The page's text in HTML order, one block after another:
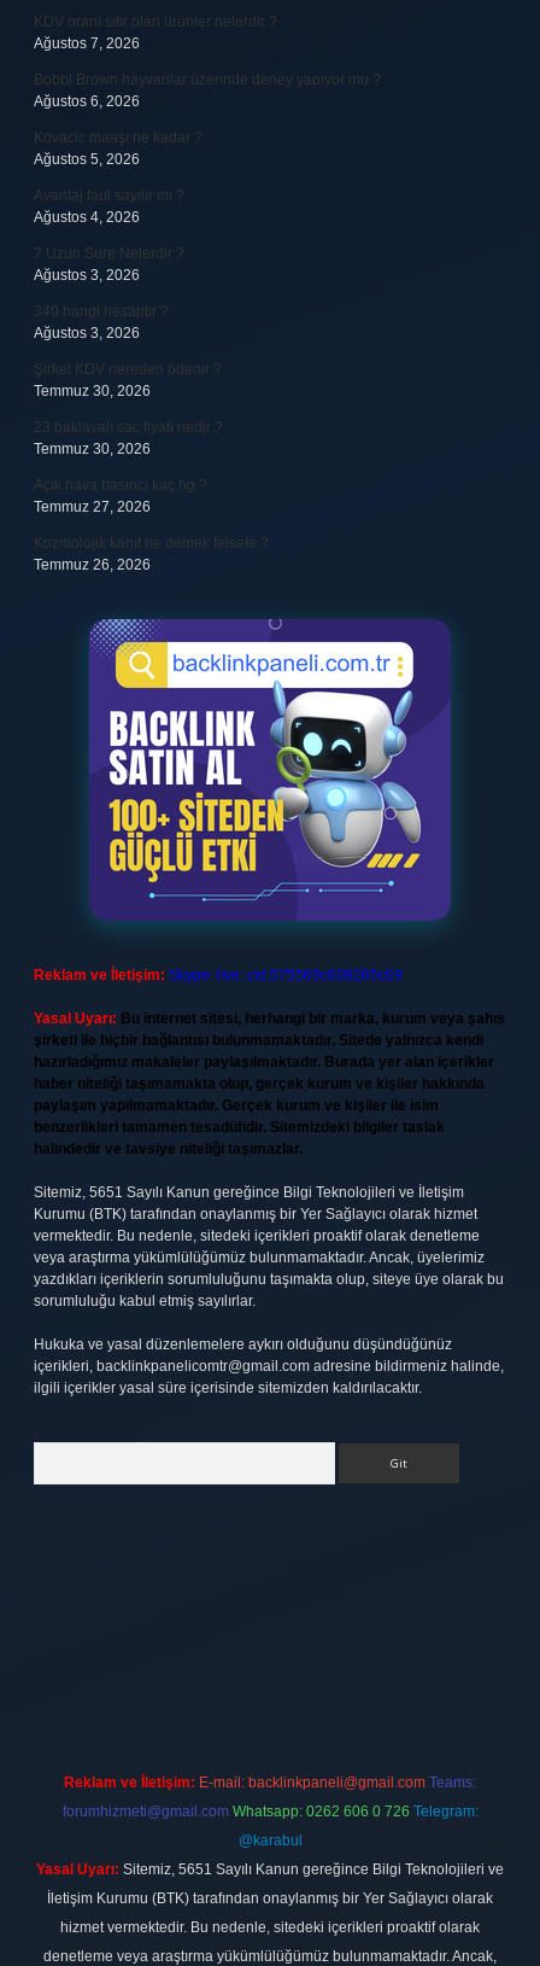
KDV oranı sıfır olan ürünler nelerdir ?
Ağustos 7, 2026
Bobbi Brown hayvanlar üzerinde deney yapıyor mu ?
Ağustos 6, 2026
Kovacic maaşı ne kadar ?
Ağustos 5, 2026
Avantaj faul sayılır mı ?
Ağustos 4, 2026
7 Uzun Sure Nelerdir ?
Ağustos 3, 2026
340 hangi hesaptır ?
Ağustos 3, 2026
Şirket KDV nereden ödenir ?
Temmuz 30, 2026
23 baklavalı sac fiyatı nedir ?
Temmuz 30, 2026
Açık hava basıncı kaç hg ?
Temmuz 27, 2026
Kozmolojik kanıt ne demek felsefe ?
Temmuz 26, 2026
Reklam ve İletişim: Skype: live:.cid.575569c608265c69
Yasal Uyarı: Bu internet sitesi, herhangi bir marka, kurum veya şahıs
şirketi ile hiçbir bağlantısı bulunmamaktadır. Sitede yalnızca kendi
hazırladığımız makaleler paylaşılmaktadır. Burada yer alan içerikler
haber niteliği taşımamakta olup, gerçek kurum ve kişiler hakkında
paylaşım yapılmamaktadır. Gerçek kurum ve kişiler ile isim
benzerlikleri tamamen tesadüfidir. Sitemizdeki bilgiler taslak
halindedir ve tavsiye niteliği taşımazlar.
Sitemiz, 5651 Sayılı Kanun gereğince Bilgi Teknolojileri ve İletişim
Kurumu (BTK) tarafından onaylanmış bir Yer Sağlayıcı olarak hizmet
vermektedir. Bu nedenle, sitedeki içerikleri proaktif olarak denetleme
veya araştırma yükümlülüğümüz bulunmamaktadır. Ancak, üyelerimiz
yazdıkları içeriklerin sorumluluğunu taşımakta olup, siteye üye olarak bu
sorumluluğu kabul etmiş sayılırlar.
Hukuka ve yasal düzenlemelere aykırı olduğunu düşündüğünüz
içerikleri, backlinkpanelicomtr@gmail.com adresine bildirmeniz halinde,
ilgili içerikler yasal süre içerisinde sitemizden kaldırılacaktır.
Reklam ve İletişim: E-mail: backlinkpaneli@gmail.com Teams:
forumhizmeti@gmail.com Whatsapp: 0262 606 0 726 Telegram:
@karabul
Yasal Uyarı: Sitemiz, 5651 Sayılı Kanun gereğince Bilgi Teknolojileri ve
İletişim Kurumu (BTK) tarafından onaylanmış bir Yer Sağlayıcı olarak
hizmet vermektedir. Bu nedenle, sitedeki içerikleri proaktif olarak
denetleme veya araştırma yükümlülüğümüz bulunmamaktadır. Ancak,